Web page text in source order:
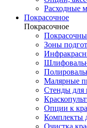
Расходные
Покрасочное
Покрасочное
Зоны
Малярные
Стенды для
Опции к
Комплекты
Очистка